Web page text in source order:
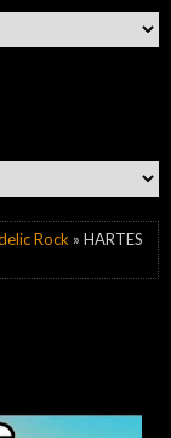
Rock » HARTES